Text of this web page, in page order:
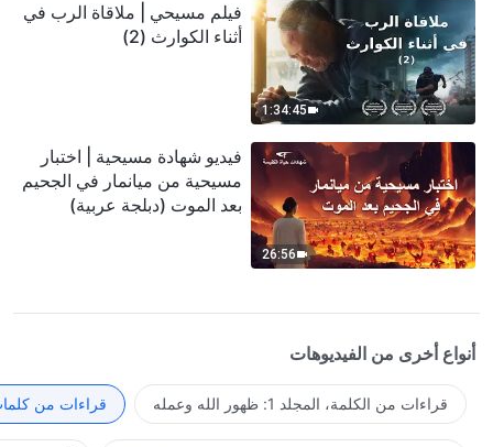
1:34:45
فيلم مسيحي | ملاقاة الرب في
أثناء الكوارث (2)
26:56
فيديو شهادة مسيحية | اختبار
مسيحية من ميانمار في الجحيم
بعد الموت (دبلجة عربية)
أنواع أخرى من الفيديوهات
قراءات من الكلمة، المجلد 1: ظهور الله وعمله قراءات من